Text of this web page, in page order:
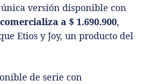
versión disponible con
a $ 1.690.900,
Etios y Joy, un producto del
de serie con